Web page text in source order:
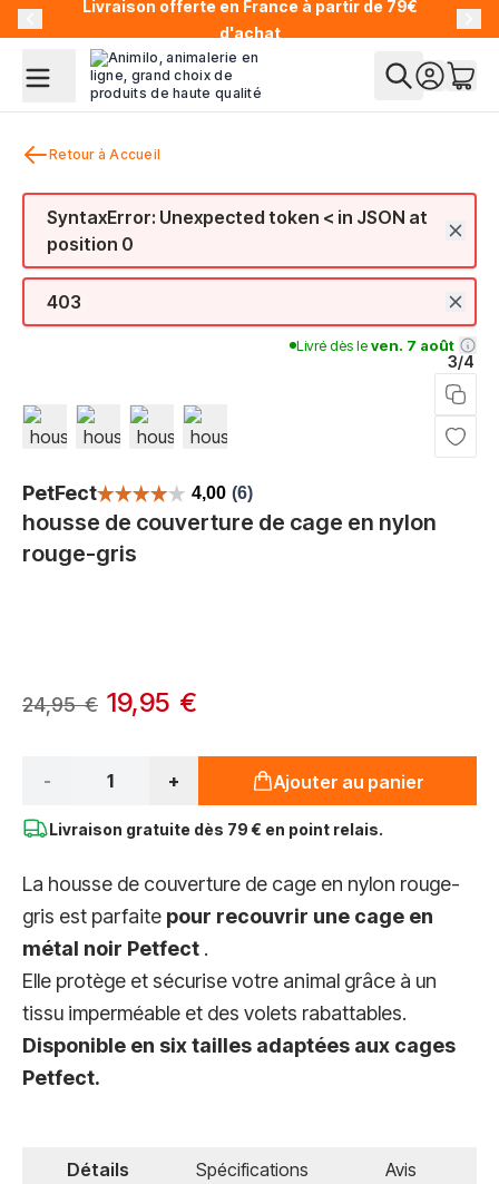
Allez au contenuLivraison offerte en France à partir de 79€
d'achat
Retour à Accueil
SyntaxError: Unexpected token < in JSON at
position 0
403
housse de couverture de cage en nylon
rouge-gris
PetFect
3/4
View larger image
View larger image
View larger image
Livré dès leven. 7 août
24,95 € À partir de:
19,95 €
- + Ajouter au panier
Livraison gratuite dès 79 € en point relais.
La housse de couverture de cage en nylon rouge-
gris est parfaite pour recouvrir une cage en
métal noir Petfect .
Elle protège et sécurise votre animal grâce à un
tissu imperméable et des volets rabattables.
Disponible en six tailles adaptées aux cages
Petfect.
Détails Spécifications Avis